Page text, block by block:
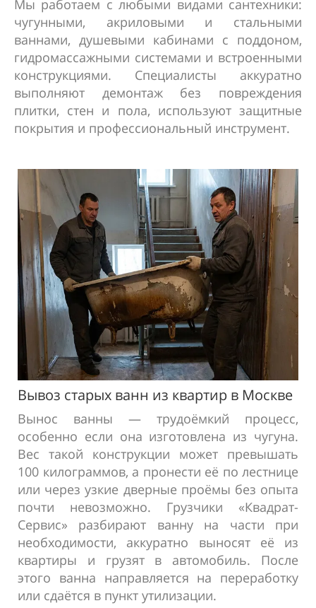
Мы работаем с любыми видами сантехники:
чугунными, акриловыми и стальными
ваннами, душевыми кабинами с поддоном,
гидромассажными системами и встроенными
конструкциями. Специалисты аккуратно
выполняют демонтаж без повреждения
плитки, стен и пола, используют защитные
покрытия и профессиональный инструмент.
Вывоз старых ванн из квартир в Москве
Вынос ванны — трудоёмкий процесс,
особенно если она изготовлена из чугуна.
Вес такой конструкции может превышать
100 килограммов, а пронести её по лестнице
или через узкие дверные проёмы без опыта
почти невозможно. Грузчики «Квадрат-
Сервис» разбирают ванну на части при
необходимости, аккуратно выносят её из
квартиры и грузят в автомобиль. После
этого ванна направляется на переработку
или сдаётся в пункт утилизации.